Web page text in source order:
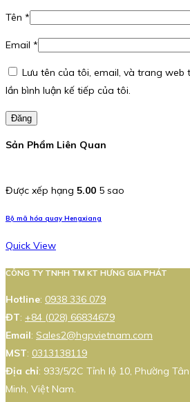
Tên *
Email *
Lưu tên của tôi, email, và trang web
lần bình luận kế tiếp của tôi.
Đăng
Sản Phẩm Liên Quan
Được xếp hạng 5.00 5 sao
Bộ mã hóa quay Hengxiang
Quick View
CÔNG TY TNHH TM KT HƯNG GIA PHÁT
Hotline: 0938 336 079
ĐT: +84 (028) 66834679
Email: Sales2@hgpvietnam.com
MST: 0313138119
Địa chỉ: 933/5/2C Tỉnh lộ 10, Phường
Minh, Việt Nam.